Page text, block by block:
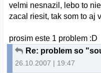
velmi nesnazil, lebo to
zacal riesit, tak som to aj
prosim este 1 problem :D
26.10.2007 | 19:47